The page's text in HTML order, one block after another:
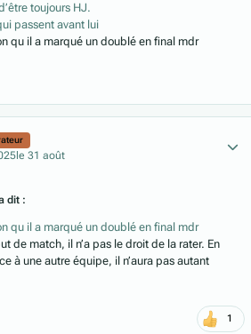
toujours HJ.
passent avant lui
qu il a marqué un doublé en final mdr
le 31 août
dit :
qu il a marqué un doublé en final mdr
de match, il n’a pas le droit de la rater. En
à une autre équipe, il n’aura pas autant
1